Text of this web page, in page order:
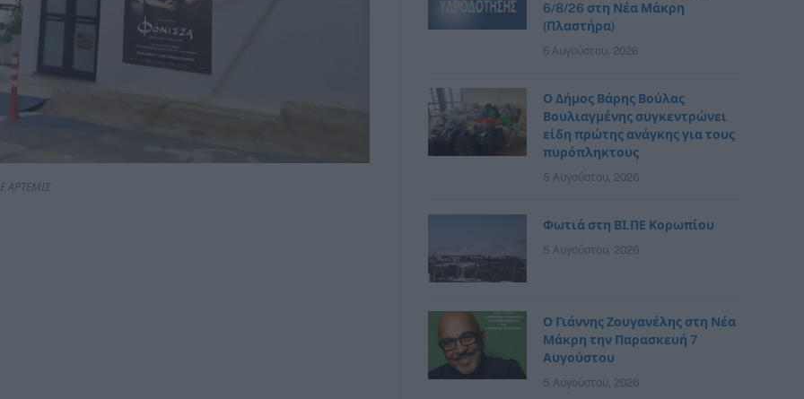
ΑΡΤΕΜΙΣ
6/8/26 στη Νέα Μάκρη
(Πλαστήρα)
6 Αυγούστου, 2026
Ο Δήμος Βάρης Βούλας
Βουλιαγμένης συγκεντρώνει
είδη πρώτης ανάγκης για τους
πυρόπληκτους
5 Αυγούστου, 2026
Φωτιά στη ΒΙ.ΠΕ Κορωπίου
5 Αυγούστου, 2026
Ο Γιάννης Ζουγανέλης στη Νέα
Μάκρη την Παρασκευή 7
Αυγούστου
5 Αυγούστου, 2026